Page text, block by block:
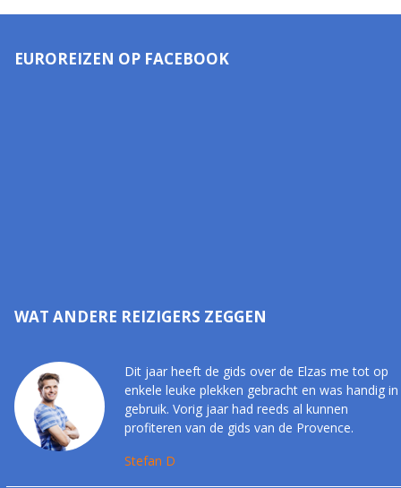
EUROREIZEN OP FACEBOOK
WAT ANDERE REIZIGERS ZEGGEN
Dit jaar heeft de gids over de Elzas me tot op
enkele leuke plekken gebracht en was handig in
gebruik. Vorig jaar had reeds al kunnen
profiteren van de gids van de Provence.
Stefan D